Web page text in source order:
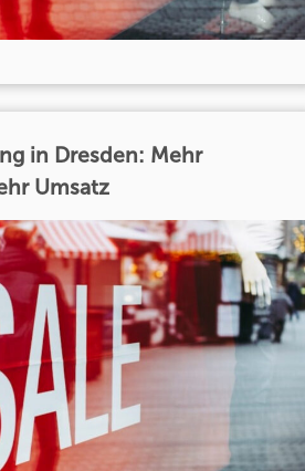
in Dresden: Mehr
Umsatz